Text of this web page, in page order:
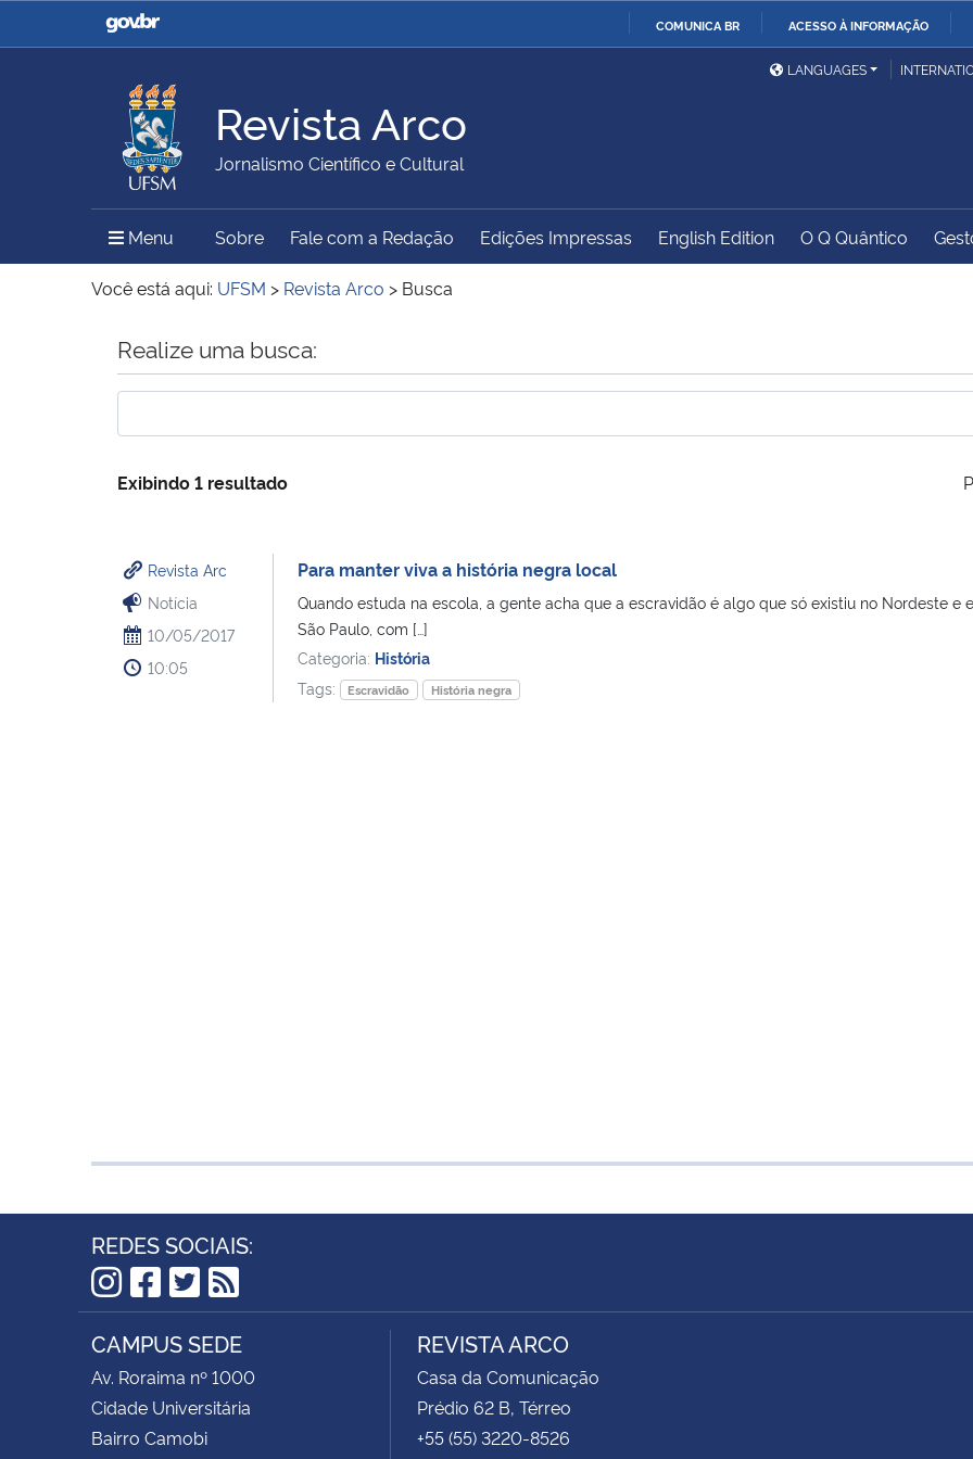
COMUNICA BR ACESSO À INFORMAÇÃO
Casa Civil
Ministério da Justiça e
Ministério da Defesa
Ministério das Relações
Exteriores
Ministério da Agricultura,
Pecuária e Abastecimento
Ministério da Educação
Ministério do Meio Ambiente Ministério do Turismo
Ministério do
Controladoria-Geral da
LANGUAGES
Revista Arco
Jornalismo Científico e Cultural
Menu Menu Principal do Sítio
Sobre Fale com a Redação Edições Impressas English Edition O Q Quântico
Você está aqui: UFSM > Revista Arco > Busca
Início do conteúdo
Realize uma busca:
Exibindo 1 resultado
Revista Arc
Notícia
10/05/2017
10:05
Para manter viva a história negra local
Quando estuda na escola, a gente acha que a escravidão é algo que só existiu no Nordeste e
São Paulo, com […]
Categoria: História
Tags:
Escravidão História negra
REDES SOCIAIS:
Instagram
Facebook
Twitter
RSS
CAMPUS SEDE
Av. Roraima nº 1000
Cidade Universitária
Bairro Camobi
REVISTA ARCO
Casa da Comunicação
Prédio 62 B, Térreo
+55 (55) 3220-8526